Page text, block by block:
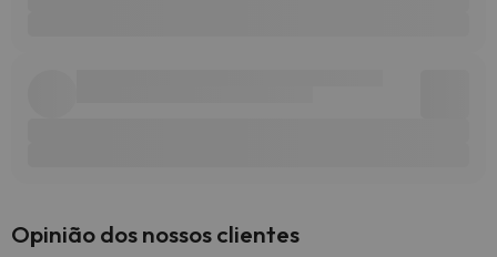
Opinião dos nossos clientes